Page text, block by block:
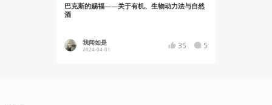
巴克斯的赐福——关于有机、生物动力法与自然
酒
我闻如是
2024-04-01 35 5